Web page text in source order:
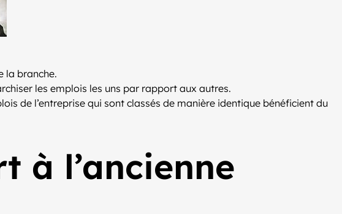
la branche.
les emplois les uns par rapport aux autres.
de l’entreprise qui sont classés de manière identique bénéficient du
à l’ancienne